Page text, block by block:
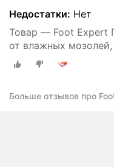
Недостатки: Нет
Товар — Foot Expert
от влажных
Больше отзывов про